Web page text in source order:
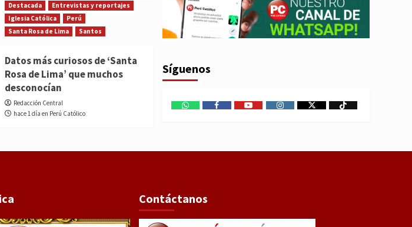
Destacada
Entrevistas y reportajes
Iglesia Católica
Perú
Santa Rosa de Lima
Santos
Datos más curiosos de ‘Santa
Rosa de Lima’ que muchos
desconocían
Redacción Central
hace 1 día en Perú Católico
Síguenos
WhatsAppFacebookYoutubeInstagram
X TikTok
Contáctanos